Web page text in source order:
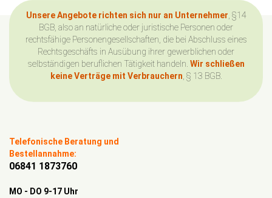
Unsere Angebote richten sich nur an Unternehmer , §14
BGB, also an natürliche oder juristische Personen oder
rechtsfähige Personengesellschaften, die bei Abschluss eines
Rechtsgeschäfts in Ausübung ihrer gewerblichen oder
selbständigen beruflichen Tätigkeit handeln. Wir schließen
keine Verträge mit Verbrauchern , § 13 BGB.
Telefonische Beratung und
Bestellannahme:
06841 1873760
MO - DO 9-17 Uhr